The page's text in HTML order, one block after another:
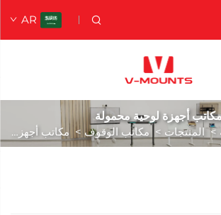
AR
أجهزة لوحية محمولة
>المنتجات > مكاتب الوقوف >مكاتب أجهزة لوحية محمولة